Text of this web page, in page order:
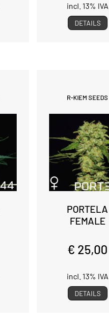
incl. 13% IVA
DETAILS
R-KIEM SEEDS
PORTELA
FEMALE
€ 25,00
incl. 13% IVA
DETAILS